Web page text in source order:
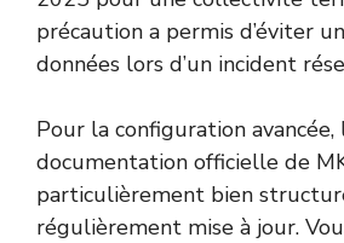
précaution a permis d’éviter
données lors d’un incident
Pour la configuration avancée,
documentation officielle de
particulièrement bien
régulièrement mise à jour.